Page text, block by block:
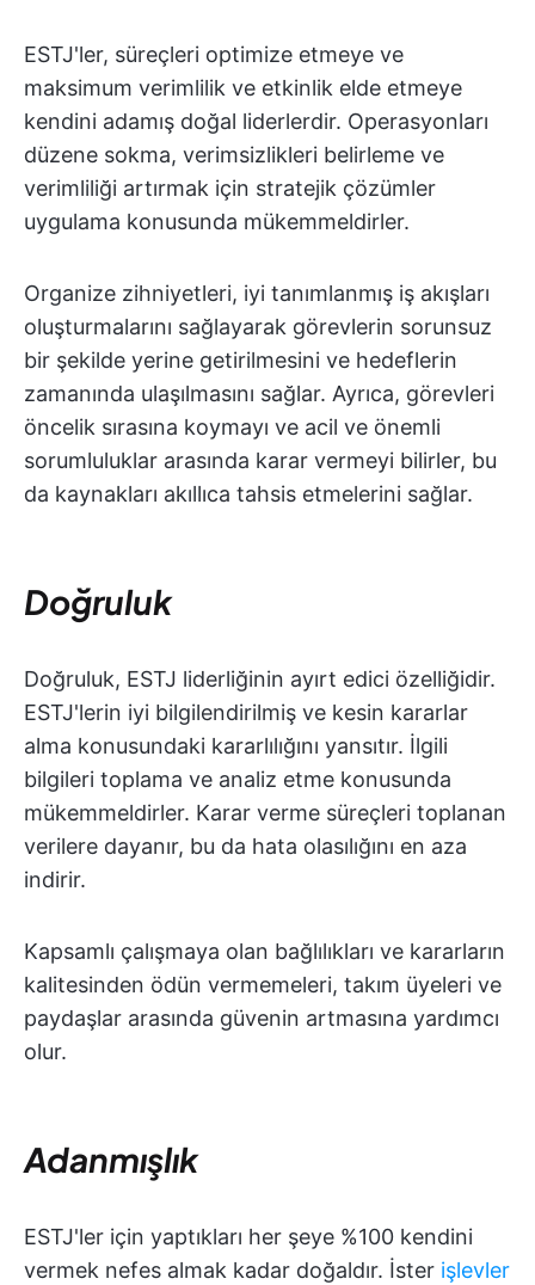
ESTJ'ler, süreçleri optimize etmeye ve
maksimum verimlilik ve etkinlik elde etmeye
kendini adamış doğal liderlerdir. Operasyonları
düzene sokma, verimsizlikleri belirleme ve
verimliliği artırmak için stratejik çözümler
uygulama konusunda mükemmeldirler.
Organize zihniyetleri, iyi tanımlanmış iş akışları
oluşturmalarını sağlayarak görevlerin sorunsuz
bir şekilde yerine getirilmesini ve hedeflerin
zamanında ulaşılmasını sağlar. Ayrıca, görevleri
öncelik sırasına koymayı ve acil ve önemli
sorumluluklar arasında karar vermeyi bilirler, bu
da kaynakları akıllıca tahsis etmelerini sağlar.
Doğruluk
Doğruluk, ESTJ liderliğinin ayırt edici özelliğidir.
ESTJ'lerin iyi bilgilendirilmiş ve kesin kararlar
alma konusundaki kararlılığını yansıtır. İlgili
bilgileri toplama ve analiz etme konusunda
mükemmeldirler. Karar verme süreçleri toplanan
verilere dayanır, bu da hata olasılığını en aza
indirir.
Kapsamlı çalışmaya olan bağlılıkları ve kararların
kalitesinden ödün vermemeleri, takım üyeleri ve
paydaşlar arasında güvenin artmasına yardımcı
olur.
Adanmışlık
ESTJ'ler için yaptıkları her şeye %100 kendini
vermek nefes almak kadar doğaldır. İster işlevler